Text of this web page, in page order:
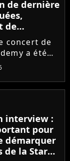
de dernière
de
s'est-il
de
soir ?
concert de
a été
Quelques
le show,
ont
pas vouloir
pour
politiques.
interview :
pour
démarquer
de la Star